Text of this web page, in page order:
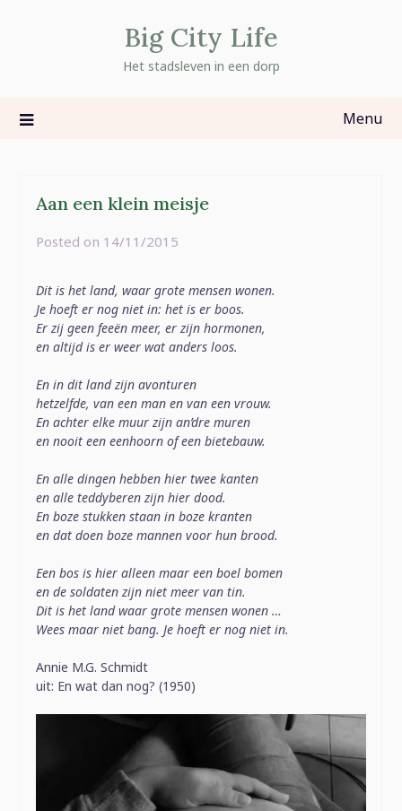
Big City Life
Het stadsleven in een dorp
Menu
Aan een klein meisje
Posted on 14/11/2015
Dit is het land, waar grote mensen wonen.
Je hoeft er nog niet in: het is er boos.
Er zij geen feeën meer, er zijn hormonen,
en altijd is er weer wat anders loos.
En in dit land zijn avonturen
hetzelfde, van een man en van een vrouw.
En achter elke muur zijn an’dre muren
en nooit een eenhoorn of een bietebauw.
En alle dingen hebben hier twee kanten
en alle teddyberen zijn hier dood.
En boze stukken staan in boze kranten
en dat doen boze mannen voor hun brood.
Een bos is hier alleen maar een boel bomen
en de soldaten zijn niet meer van tin.
Dit is het land waar grote mensen wonen …
Wees maar niet bang. Je hoeft er nog niet in.
Annie M.G. Schmidt
uit: En wat dan nog? (1950)